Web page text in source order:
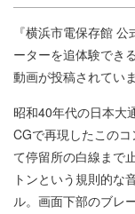
『横浜市電保存館
ーターを追体験でき
動画が投稿されていま
昭和40年代の日本大
CGで再現したこの
て停留所の白線まで
トンという規則的な
ル。画面下部のブレ